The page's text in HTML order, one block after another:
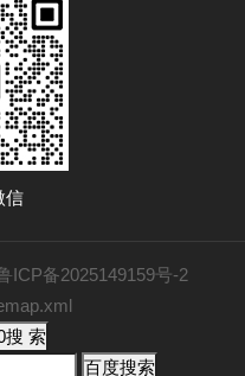
信
ICP备2025149159号-2